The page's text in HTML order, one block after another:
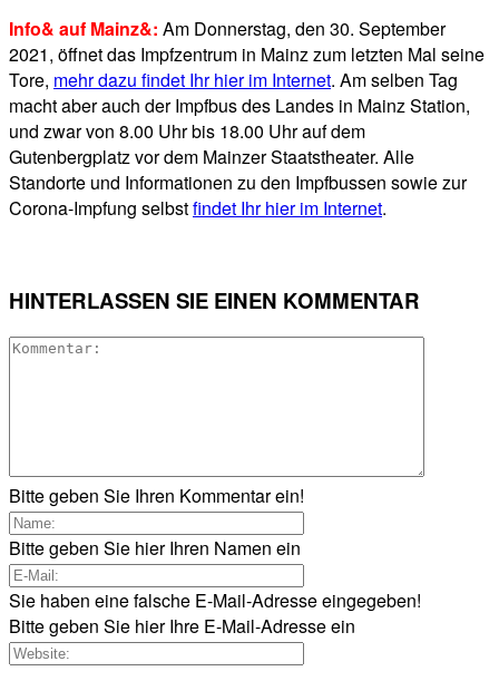
Info& auf Mainz&: Am Donnerstag, den 30. September
2021, öffnet das Impfzentrum in Mainz zum letzten Mal seine
Tore, mehr dazu findet Ihr hier im Internet. Am selben Tag
macht aber auch der Impfbus des Landes in Mainz Station,
und zwar von 8.00 Uhr bis 18.00 Uhr auf dem
Gutenbergplatz vor dem Mainzer Staatstheater. Alle
Standorte und Informationen zu den Impfbussen sowie zur
Corona-Impfung selbstfindet Ihr hier im Internet.
HINTERLASSEN SIE EINEN KOMMENTAR
Bitte geben Sie Ihren Kommentar ein!
Bitte geben Sie hier Ihren Namen ein
Sie haben eine falsche E-Mail-Adresse eingegeben!
Bitte geben Sie hier Ihre E-Mail-Adresse ein